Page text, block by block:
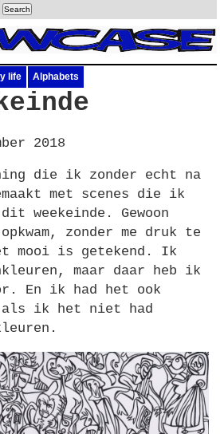
life Alphabets
2018
die ik zonder echt na
met scenes die ik
weekeinde. Gewoon
zonder me druk te
mooi is getekend. Ik
maar daar heb ik
En ik had het ook
als ik het niet had